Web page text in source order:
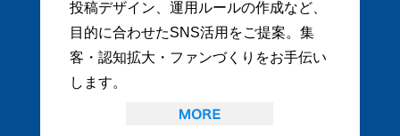
投稿デザイン、運用ルールの作成など、
目的に合わせたSNS活用をご提案。集
客・認知拡大・ファンづくりをお手伝い
します。